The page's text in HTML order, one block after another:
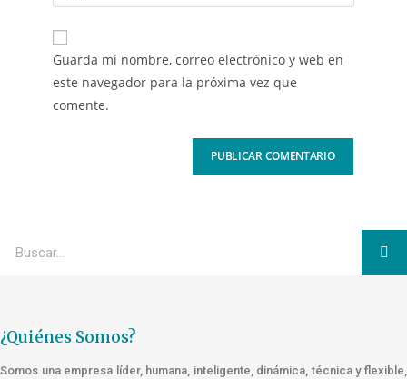
Guarda mi nombre, correo electrónico y web en
este navegador para la próxima vez que
comente.
¿Quiénes Somos?
Somos una empresa líder, humana, inteligente, dinámica, técnica y flexible,